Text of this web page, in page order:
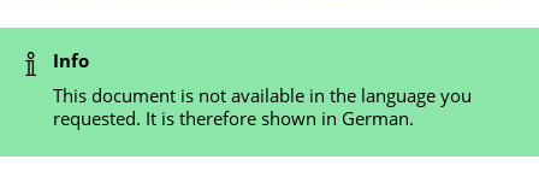
Status Message
Info
This document is not available in the language you
requested. It is therefore shown in German.